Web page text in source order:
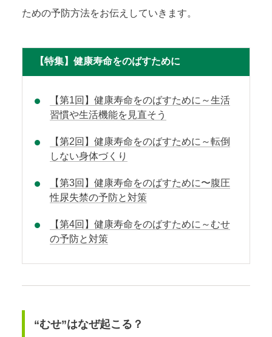
ための予防方法をお伝えしていきます。
【特集】健康寿命をのばすために
【第1回】健康寿命をのばすために～生活
習慣や生活機能を見直そう
【第2回】健康寿命をのばすために～転倒
しない身体づくり
【第3回】健康寿命をのばすために〜腹圧
性尿失禁の予防と対策
【第4回】健康寿命をのばすために～むせ
の予防と対策
“むせ”はなぜ起こる？